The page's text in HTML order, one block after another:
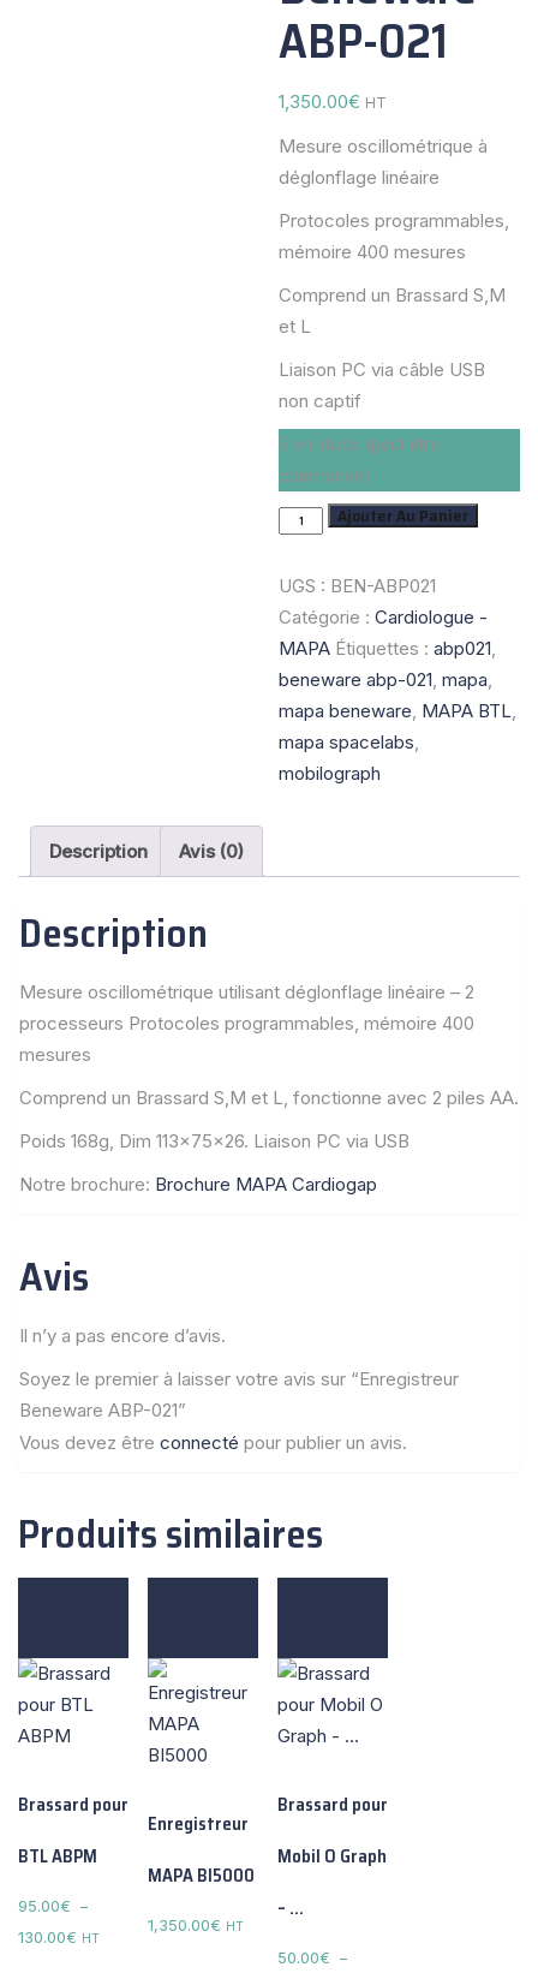
ABP-021
1,350.00€ HT
Mesure oscillométrique à
déglonflage linéaire
Protocoles programmables,
mémoire 400 mesures
Comprend un Brassard S,M
et L
Liaison PC via câble USB
non captif
5 en stock (peut être
commandé)
quantité
Enregistreur
Beneware
ABP-
021
Ajouter Au Panier
UGS : BEN-ABP021
Catégorie :Cardiologue -
MAPA Étiquettes :abp021,
beneware abp-021,mapa,
mapa beneware, MAPA BTL,
mapa spacelabs,
mobilograph
Description Avis (0)
Description
Mesure oscillométrique utilisant déglonflage linéaire – 2
processeurs Protocoles programmables, mémoire 400
mesures
Comprend un Brassard S,M et L, fonctionne avec 2 piles AA.
Poids 168g, Dim 113x75x26. Liaison PC via USB
Notre brochure: Brochure MAPA Cardiogap
Avis
Il n’y a pas encore d’avis.
Soyez le premier à laisser votre avis sur “Enregistreur
Beneware ABP-021”
Vous devez être connecté pour publier un avis.
Produits similaires
Brassard pour
BTL ABPM
95.00€ –
130.00€ Plage
HT
Enregistreur
MAPA BI5000
1,350.00€ HT
Brassard pour
Mobil O Graph
– …
50.00€ –